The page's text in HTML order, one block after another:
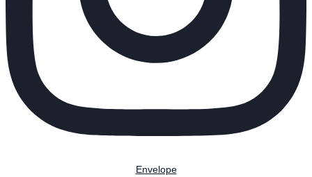
Envelope